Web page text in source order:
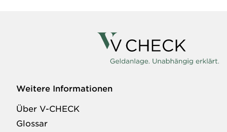
Weitere Informationen
Über V-CHECK
Glossar